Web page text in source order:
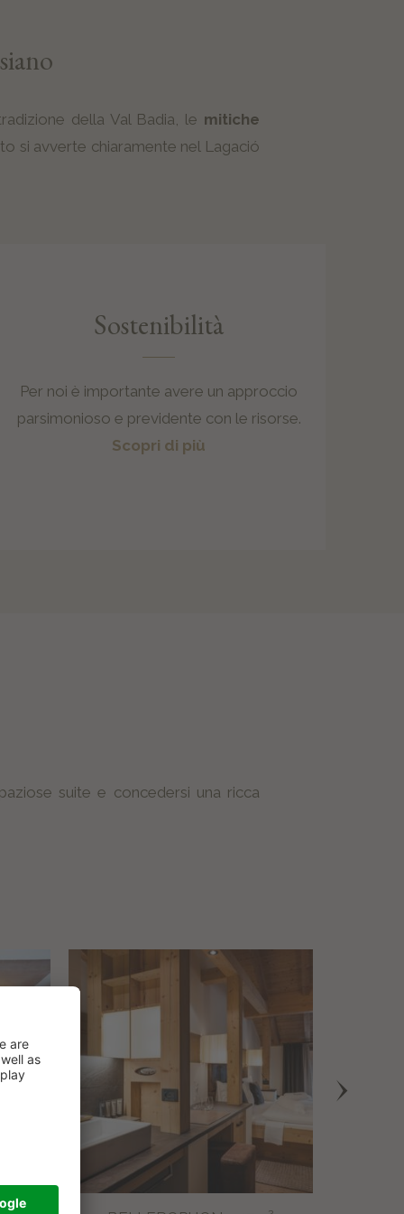
della Val Badia, le mitiche
si avverte chiaramente nel Lagació
Sostenibilità
Per noi è importante avere un approccio
parsimonioso e previdente con le risorse.
Scopri di più
suite e concedersi una ricca